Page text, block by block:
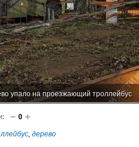
упало на проезжающий троллейбус
0
, дерево